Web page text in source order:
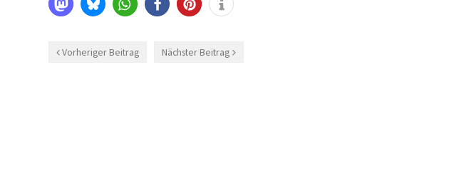
Vorheriger Beitrag Nächster Beitrag